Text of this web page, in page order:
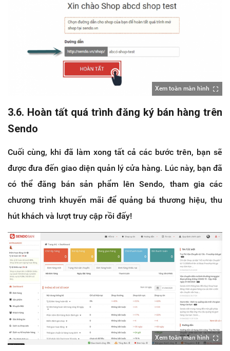
Xem toàn màn hình
3.6. Hoàn tất quá trình đăng ký bán hàng trên
Sendo
Cuối cùng, khi đã làm xong tất cả các bước trên, bạn sẽ
được đưa đến giao diện quản lý cửa hàng. Lúc này, bạn đã
có thể đăng bán sản phẩm lên Sendo, tham gia các
chương trình khuyến mãi để quảng bá thương hiệu, thu
hút khách và lượt truy cập rồi đấy!
Xem toàn màn hình